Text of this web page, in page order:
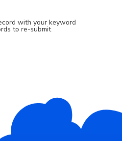
with your keyword
to re-submit